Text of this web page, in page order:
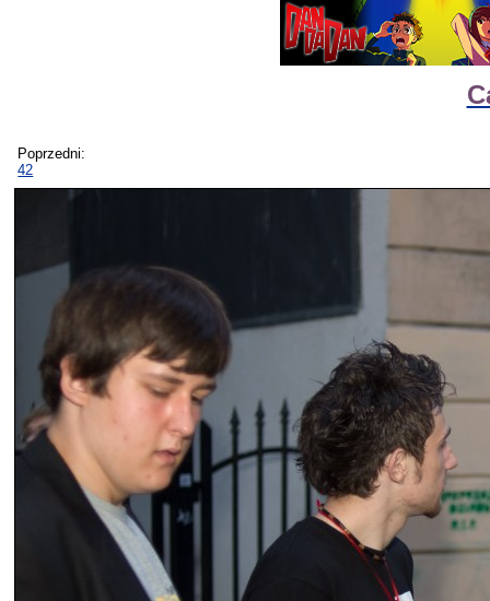
Poprzedni:
42